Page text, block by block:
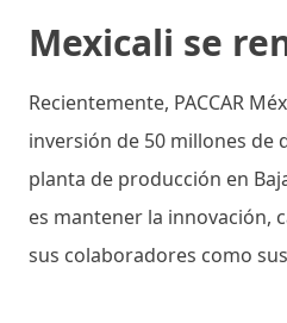
Mexicali se
Recientemente, PACCAR
inversión de 50 millones de
planta de producción en
es mantener la innovación,
sus colaboradores como